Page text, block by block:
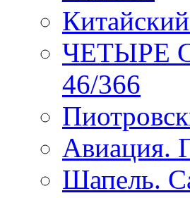
ЧЕТЫРЕ
46/366
Авиация.
Шапель.